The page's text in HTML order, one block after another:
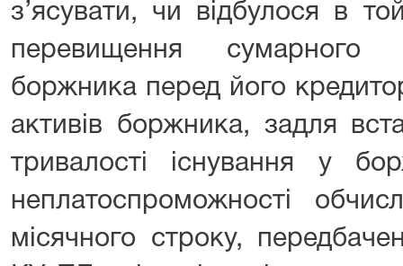
з’ясувати, чи відбулося в
перевищення сумарного
боржника перед його
активів боржника, задля
тривалості існування у
неплатоспроможності
місячного строку,